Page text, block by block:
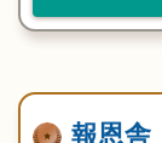
報恩舎